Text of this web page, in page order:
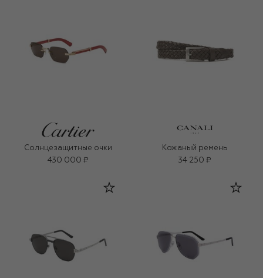
Солнцезащитные очки
430 000 ₽
Кожаный ремень
34 250 ₽